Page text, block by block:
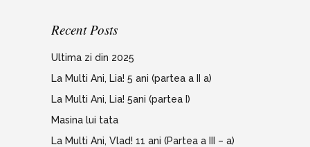
Recent Posts
Ultima zi din 2025
La Multi Ani, Lia! 5 ani (partea a II a)
La Multi Ani, Lia! 5ani (partea I)
Masina lui tata
La Multi Ani, Vlad! 11 ani (Partea a III – a)